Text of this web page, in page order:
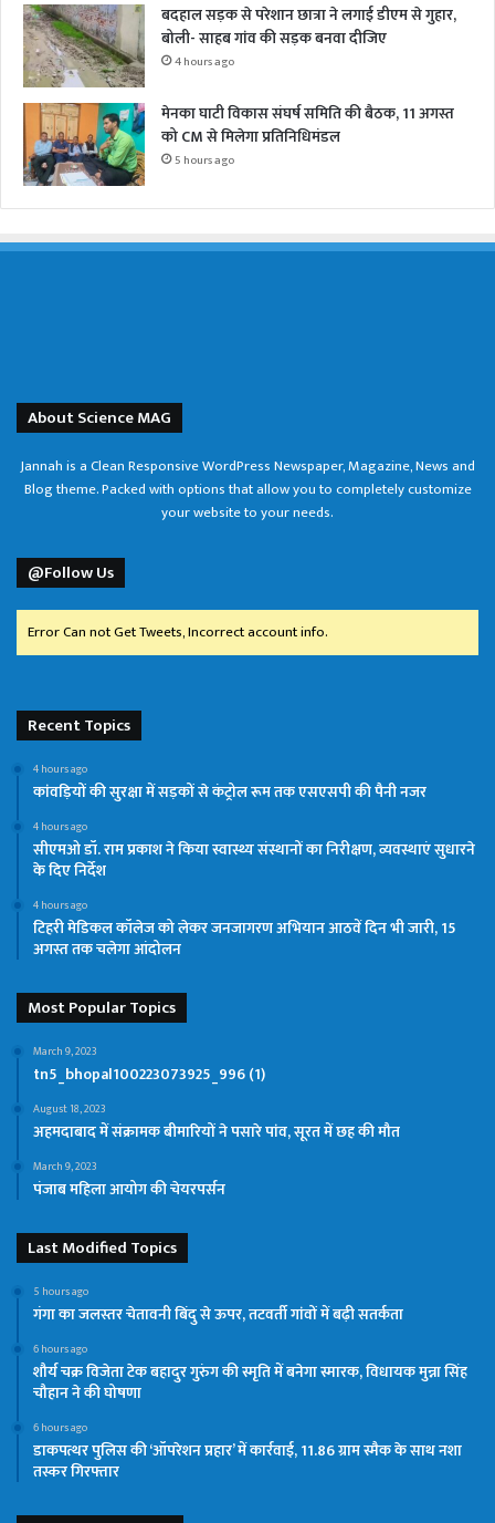
बदहाल सड़क से परेशान छात्रा ने लगाई डीएम से गुहार,
बोली- साहब गांव की सड़क बनवा दीजिए
4 hours ago
मेनका घाटी विकास संघर्ष समिति की बैठक, 11 अगस्त
को CM से मिलेगा प्रतिनिधिमंडल
5 hours ago
About Science MAG
Jannah is a Clean Responsive WordPress Newspaper, Magazine, News and
Blog theme. Packed with options that allow you to completely customize
your website to your needs.
@Follow Us
Error Can not Get Tweets, Incorrect account info.
Recent Topics
4 hours ago
कांवड़ियों की सुरक्षा में सड़कों से कंट्रोल रूम तक एसएसपी की पैनी नजर
4 hours ago
सीएमओ डॉ. राम प्रकाश ने किया स्वास्थ्य संस्थानों का निरीक्षण, व्यवस्थाएं सुधारने
के दिए निर्देश
4 hours ago
टिहरी मेडिकल कॉलेज को लेकर जनजागरण अभियान आठवें दिन भी जारी, 15
अगस्त तक चलेगा आंदोलन
Most Popular Topics
March 9, 2023
tn5_bhopal100223073925_996 (1)
August 18, 2023
अहमदाबाद में संक्रामक बीमारियों ने पसारे पांव, सूरत में छह की मौत
March 9, 2023
पंजाब महिला आयोग की चेयरपर्सन
Last Modified Topics
5 hours ago
गंगा का जलस्तर चेतावनी बिंदु से ऊपर, तटवर्ती गांवों में बढ़ी सतर्कता
6 hours ago
शौर्य चक्र विजेता टेक बहादुर गुरुंग की स्मृति में बनेगा स्मारक, विधायक मुन्ना सिंह
चौहान ने की घोषणा
6 hours ago
डाकपत्थर पुलिस की ‘ऑपरेशन प्रहार’ में कार्रवाई, 11.86 ग्राम स्मैक के साथ नशा
तस्कर गिरफ्तार